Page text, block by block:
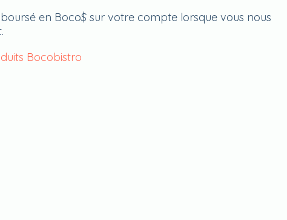
en Boco$ sur votre compte lorsque vous nous
Bocobistro